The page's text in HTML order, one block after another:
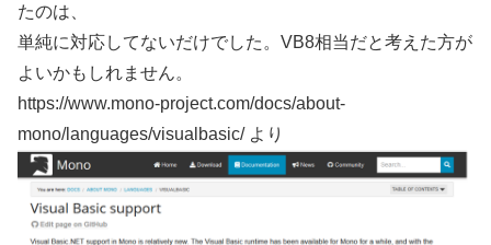
たのは、
単純に対応してないだけでした。VB8相当だと考えた方が
よいかもしれません。
https://www.mono-project.com/docs/about-
mono/languages/visualbasic/ より